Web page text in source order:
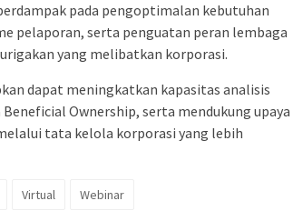
pada pengoptimalan kebutuhan
pelaporan, serta penguatan peran lembaga
yang melibatkan korporasi.
dapat meningkatkan kapasitas analisis
Ownership, serta mendukung upaya
tata kelola korporasi yang lebih
Virtual Webinar